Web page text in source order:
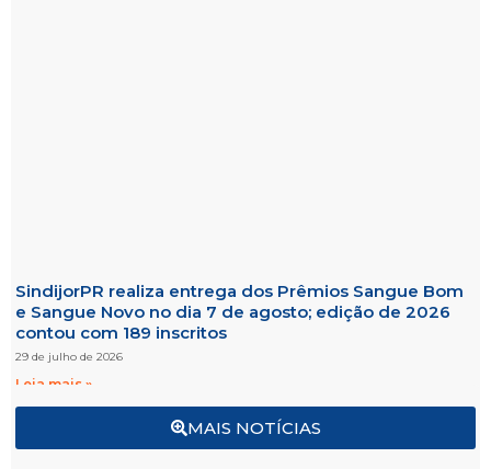
MAIS NOTÍCIAS
SindijorPR realiza entrega dos Prêmios Sangue Bom
e Sangue Novo no dia 7 de agosto; edição de 2026
contou com 189 inscritos
29 de julho de 2026
Leia mais »